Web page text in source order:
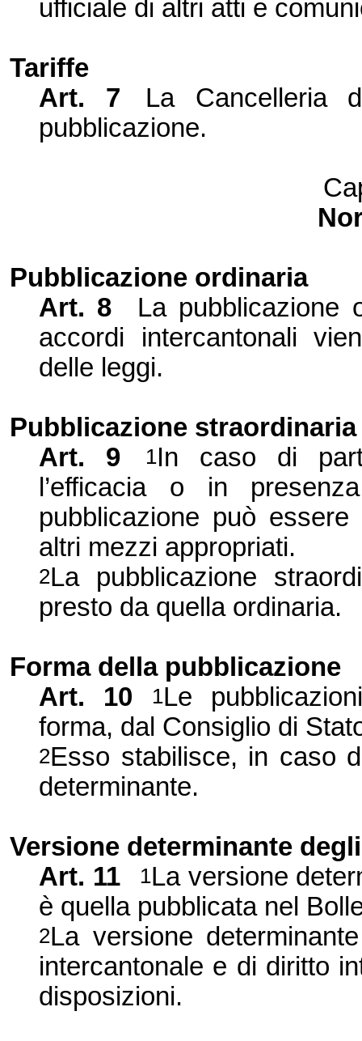
ufficiale di altri atti e
Tariffe
Art. 7
La Cancelleria
pubblicazione.
Pubblicazione ordinaria
Art. 8
La pubblicazione
accordi intercantonali
delle leggi.
Pubblicazione straordinaria
Art. 9
1In caso di
’efficacia o in
pubblicazione può
altri mezzi appropriati.
2La pubblicazione
presto da quella ordinaria.
Forma della pubblicazione
Art. 10
1Le
forma, dal Consiglio di
2Esso stabilisce, in caso
determinante.
Versione determinante
Art. 11
1La versione
è quella pubblicata nel
2La versione
intercantonale e di diritto
disposizioni.